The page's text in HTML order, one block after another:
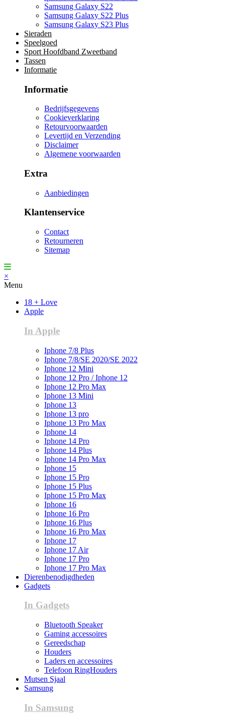
Samsung Galaxy S22
Samsung Galaxy S22 Plus
Samsung Galaxy S23 Plus
Sieraden
Speelgoed
Sport Hoofdband Zweetband
Tassen
Informatie
Informatie
Bedrijfsgegevens
Cookieverklaring
Retourvoorwaarden
Levertijd en Verzending
Disclaimer
Algemene voorwaarden
Extra
Aanbiedingen
Klantenservice
Contact
Retourneren
Sitemap
×
Menu
18 + Love
Apple
In Apple
Iphone 7/8 Plus
Iphone 7/8/SE 2020/SE 2022
Iphone 12 Mini
Iphone 12 Pro / Iphone 12
Iphone 12 Pro Max
Iphone 13 Mini
Iphone 13
Iphone 13 pro
Iphone 13 Pro Max
Iphone 14
Iphone 14 Pro
Iphone 14 Plus
Iphone 14 Pro Max
Iphone 15
Iphone 15 Pro
Iphone 15 Plus
Iphone 15 Pro Max
Iphone 16
Iphone 16 Pro
Iphone 16 Plus
Iphone 16 Pro Max
Iphone 17
Iphone 17 Air
Iphone 17 Pro
Iphone 17 Pro Max
Dierenbenodigdheden
Gadgets
In Gadgets
Bluetooth Speaker
Gaming accessoires
Gereedschap
Houders
Laders en accessoires
Telefoon RingHouders
Mutsen Sjaal
Samsung
In Samsung